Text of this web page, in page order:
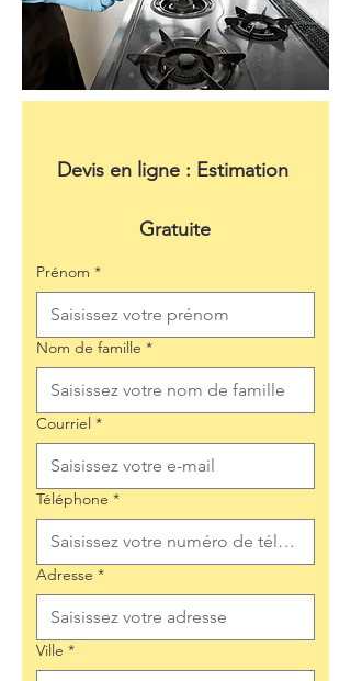
Devis en ligne : Estimation
Gratuite
Prénom *
Nom de famille *
Courriel *
Téléphone *
Adresse *
Ville *